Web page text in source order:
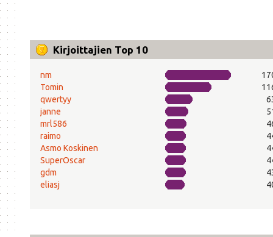
Kirjoittajien Top 10
nm
Tomin
qwertyy
janne
mrl586
raimo
Asmo Koskinen
SuperOscar
gdm
eliasj